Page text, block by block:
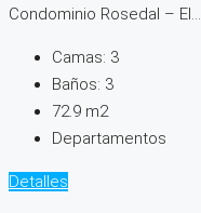
Condominio Rosedal – El...
Camas: 3
Baños: 3
72.9 m2
Departamentos
Detalles